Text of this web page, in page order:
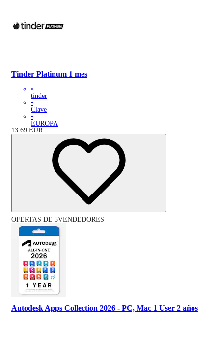
Tinder Platinum 1 mes
•
tinder
•
Clave
•
EUROPA
13.69 EUR
OFERTAS DE 5VENDEDORES
Autodesk Apps Collection 2026 - PC, Mac 1 User 2 años